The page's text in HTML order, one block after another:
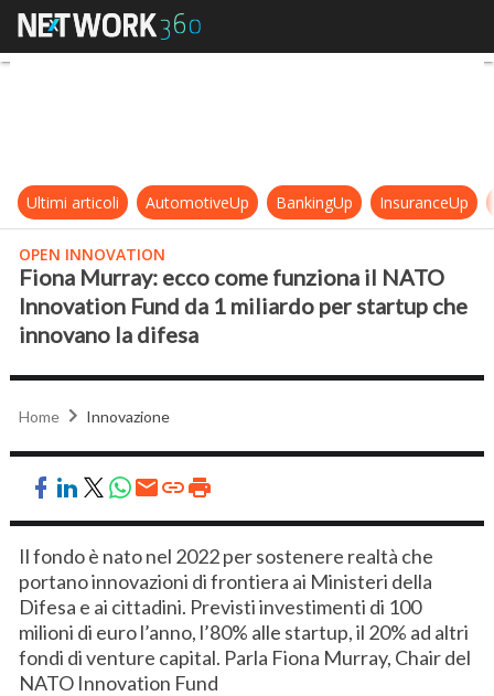
Fiona Murray: ecco come
Ultimi articoli AutomotiveUp BankingUp InsuranceUp
OPEN INNOVATION
Fiona Murray: ecco come funziona il NATO
Innovation Fund da 1 miliardo per startup che
innovano la difesa
Home Innovazione
Il fondo è nato nel 2022 per sostenere realtà che
portano innovazioni di frontiera ai Ministeri della
Difesa e ai cittadini. Previsti investimenti di 100
milioni di euro l’anno, l’80% alle startup, il 20% ad altri
fondi di venture capital. Parla Fiona Murray, Chair del
NATO Innovation Fund